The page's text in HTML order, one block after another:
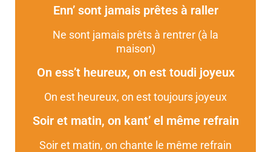
Enn’ sont jamais prêtes à raller
Ne sont jamais prêts à rentrer (à la
maison)
On ess’t heureux, on est toudi joyeux
On est heureux, on est toujours joyeux
Soir et matin, on kant’ el même refrain
Soir et matin, on chante le même refrain